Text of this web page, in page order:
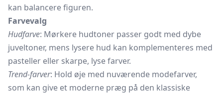
kan balancere figuren.
Farvevalg
Hudfarve: Mørkere hudtoner passer godt med dybe
juveltoner, mens lysere hud kan komplementeres med
pasteller eller skarpe, lyse farver.
Trend-farver: Hold øje med nuværende modefarver,
som kan give et moderne præg på den klassiske